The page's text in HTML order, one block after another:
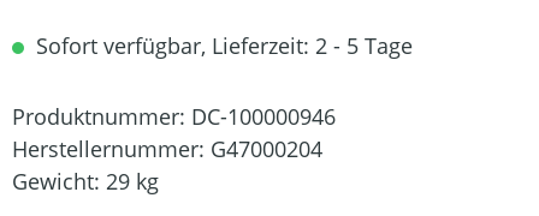
Sofort verfügbar, Lieferzeit: 2 - 5 Tage
Produktnummer: DC-100000946
Herstellernummer: G47000204
Gewicht: 29 kg